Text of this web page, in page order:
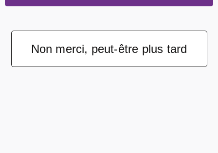
Non merci, peut-être plus tard